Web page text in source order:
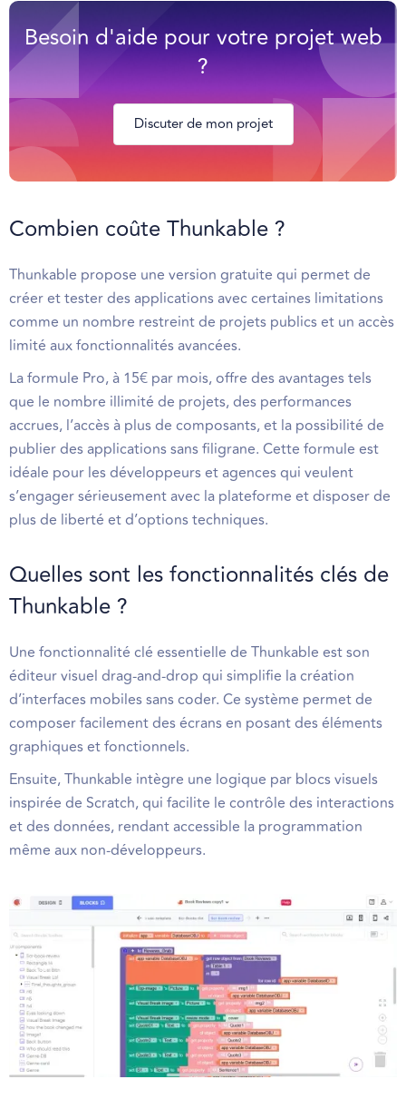
Besoin d'aide pour votre projet web
?
Discuter de mon projet
Combien coûte Thunkable ?
Thunkable propose une version gratuite qui permet de
créer et tester des applications avec certaines limitations
comme un nombre restreint de projets publics et un accès
limité aux fonctionnalités avancées.
La formule Pro, à 15€ par mois, offre des avantages tels
que le nombre illimité de projets, des performances
accrues, l’accès à plus de composants, et la possibilité de
publier des applications sans filigrane. Cette formule est
idéale pour les développeurs et agences qui veulent
s’engager sérieusement avec la plateforme et disposer de
plus de liberté et d’options techniques.
Quelles sont les fonctionnalités clés de
Thunkable ?
Une fonctionnalité clé essentielle de Thunkable est son
éditeur visuel drag-and-drop qui simplifie la création
d’interfaces mobiles sans coder. Ce système permet de
composer facilement des écrans en posant des éléments
graphiques et fonctionnels.
Ensuite, Thunkable intègre une logique par blocs visuels
inspirée de Scratch, qui facilite le contrôle des interactions
et des données, rendant accessible la programmation
même aux non-développeurs.